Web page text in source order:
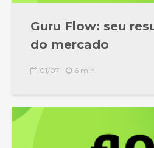
Guru Flow: seu
do mercado
01/07 6 min.